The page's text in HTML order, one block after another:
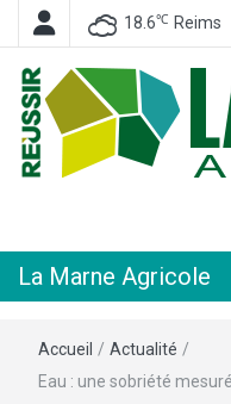
18.6℃ Reims
La Marne Agricole
Accueil / Actualité /
Eau : une sobriété